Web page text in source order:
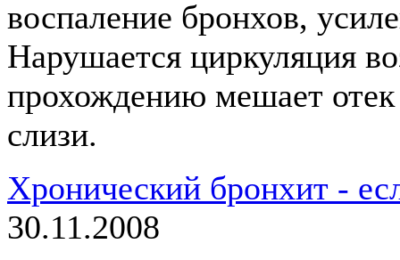
воспаление бронхов,
Нарушается циркуляция
прохождению мешает
слизи.
Хронический бронхит -
30.11.2008